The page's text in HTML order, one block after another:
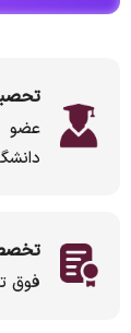
عضو
فوق